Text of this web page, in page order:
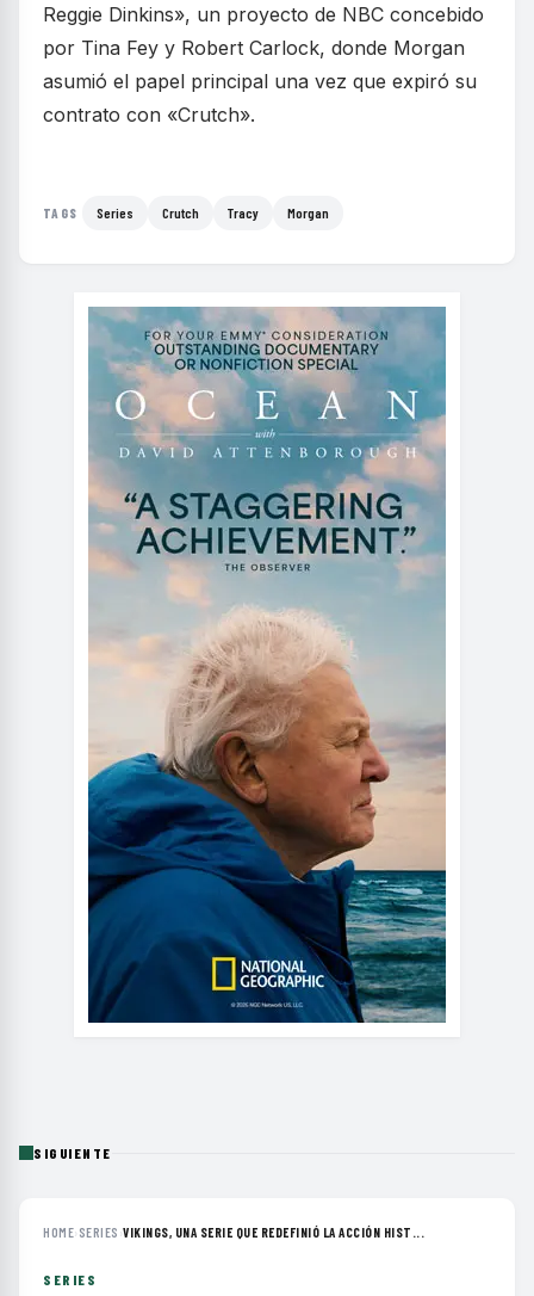
Reggie Dinkins», un proyecto de NBC concebido
por Tina Fey y Robert Carlock, donde Morgan
asumió el papel principal una vez que expiró su
contrato con «Crutch».
TAGS Series Crutch Tracy Morgan
SIGUIENTE
HOME› SERIES ›VIKINGS, UNA SERIE QUE REDEFINIÓ LA ACCIÓN HIST...
SERIES